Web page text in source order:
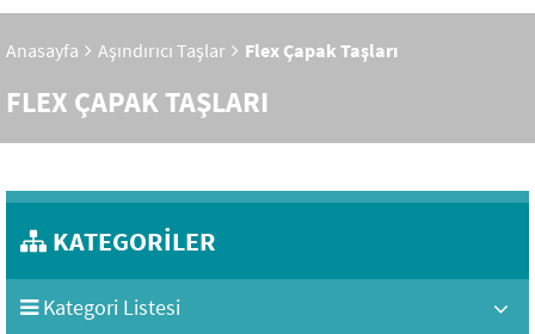
Anasayfa Aşındırıcı Taşlar Flex Çapak Taşları
FLEX ÇAPAK TAŞLARI
KATEGORİLER
Kategori Listesi